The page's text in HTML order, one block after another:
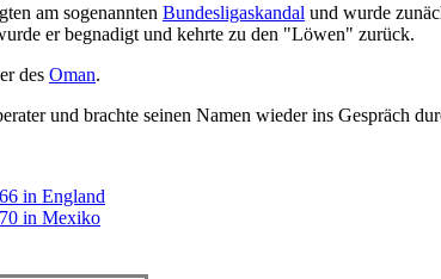
am sogenannten Bundesligaskandal und wurde
er begnadigt und kehrte zu den "Löwen" zurück.
des Oman.
und brachte seinen Namen wieder ins Gespräch
in England
in Mexiko